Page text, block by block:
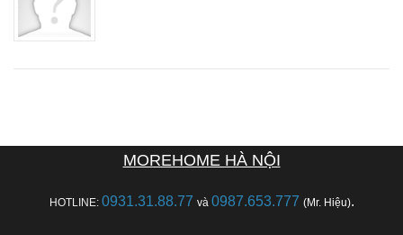
MOREHOME HÀ NỘI
HOTLINE: 0931.31.88.77 và 0987.653.777 (Mr. Hiệu).